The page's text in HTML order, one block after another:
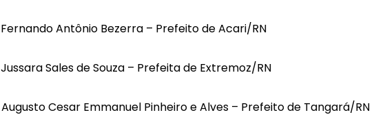
Fernando Antônio Bezerra – Prefeito de Acari/RN
Jussara Sales de Souza – Prefeita de Extremoz/RN
Augusto Cesar Emmanuel Pinheiro e Alves – Prefeito de Tangará/RN